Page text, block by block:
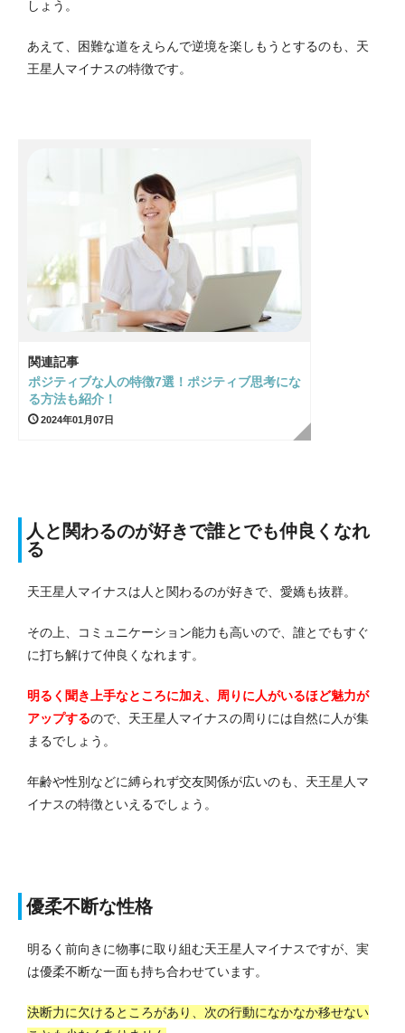
しょう。
あえて、困難な道をえらんで逆境を楽しもうとするのも、天
王星人マイナスの特徴です。
関連記事
ポジティブな人の特徴7選！ポジティブ思考にな
る方法も紹介！
2024年01月07日
人と関わるのが好きで誰とでも仲良くなれ
る
天王星人マイナスは人と関わるのが好きで、愛嬌も抜群。
その上、コミュニケーション能力も高いので、誰とでもすぐ
に打ち解けて仲良くなれます。
明るく聞き上手なところに加え、周りに人がいるほど魅力が
アップするので、天王星人マイナスの周りには自然に人が集
まるでしょう。
年齢や性別などに縛られず交友関係が広いのも、天王星人マ
イナスの特徴といえるでしょう。
優柔不断な性格
明るく前向きに物事に取り組む天王星人マイナスですが、実
は優柔不断な一面も持ち合わせています。
決断力に欠けるところがあり、次の行動になかなか移せない